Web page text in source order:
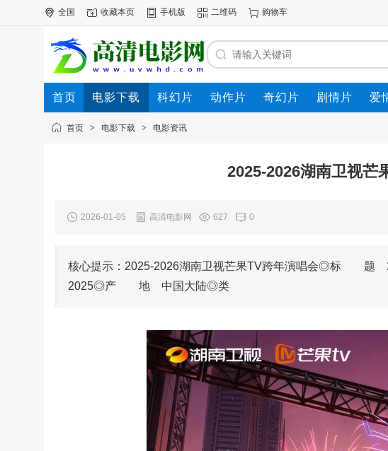
全国 收藏本页 手机版 二维码 购物车
首页 电影下载 科幻片 动作片 奇幻片 剧情片 爱
电影专题 下载帮助
首页 > 电影下载 > 电影资讯
2025-2026湖南卫视芒
2026-01-05 高清电影网 627 0
核心提示：2025-2026湖南卫视芒果TV跨年演唱会◎标
2025◎产 地 中国大陆◎类